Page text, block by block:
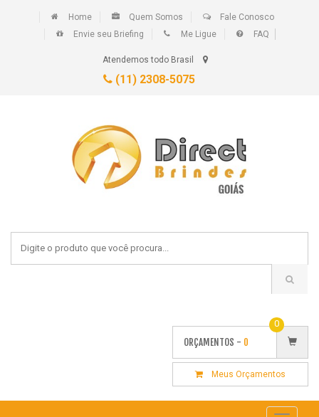
Home Quem Somos
Fale Conosco
Envie seu Briefing
Me Ligue FAQ
Atendemos todo Brasil
(11) 2308-5075
ORÇAMENTOS - 0
0
Meus Orçamentos